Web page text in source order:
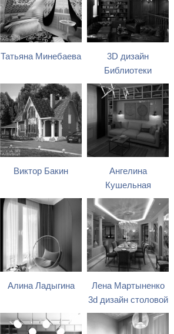
Татьяна Минебаева
3D дизайн
Библиотеки
Виктор Бакин
Ангелина
Кушельная
Алина Ладыгина
Лена Мартыненко
3d дизайн столовой